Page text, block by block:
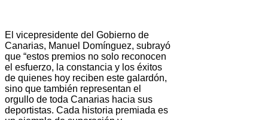
El vicepresidente del Gobierno de
Canarias, Manuel Domínguez, subrayó
que “estos premios no solo reconocen
el esfuerzo, la constancia y los éxitos
de quienes hoy reciben este galardón,
sino que también representan el
orgullo de toda Canarias hacia sus
deportistas. Cada historia premiada es